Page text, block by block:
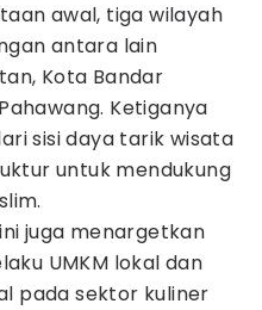
awal, tiga wilayah
antara lain
Kota Bandar
Ketiganya
sisi daya tarik wisata
untuk mendukung
juga menargetkan
UMKM lokal dan
pada sektor kuliner